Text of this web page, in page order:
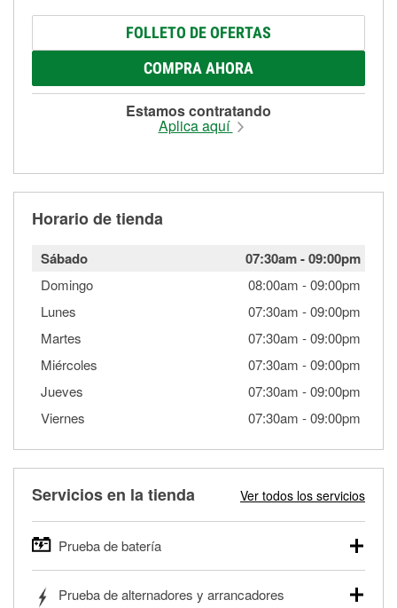
FOLLETO DE OFERTAS
COMPRA AHORA
Estamos contratando
Aplica aquí
Horario de tienda
Sábado 07:30am-09:00pm
Domingo 08:00am -09:00pm
Lunes
07:30am -09:00pm
Martes
07:30am -09:00pm
Miércoles
07:30am -09:00pm
Jueves
07:30am -09:00pm
Viernes
07:30am -09:00pm
Servicios en la tienda Ver todos los servicios
Prueba de batería
autos, camionetas, SUVs, vehículos comerciales y
Prueba de alternadores y arrancadores